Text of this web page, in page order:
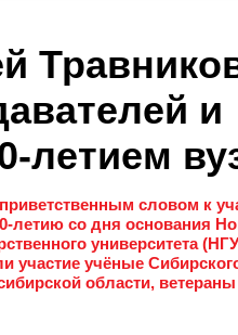
и
летием
словом к
летию со дня основания
университета
учёные
области,